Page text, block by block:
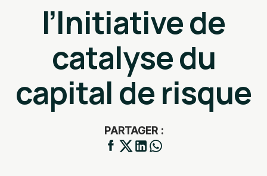
l’Initiative de
catalyse du
capital de risque
PARTAGER :